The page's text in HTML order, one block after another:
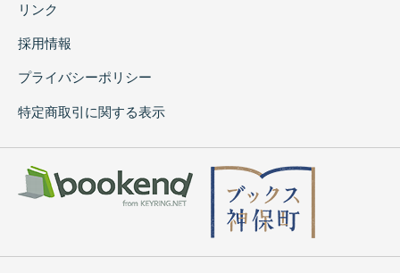
リンク
採用情報
プライバシーポリシー
特定商取引に関する表示